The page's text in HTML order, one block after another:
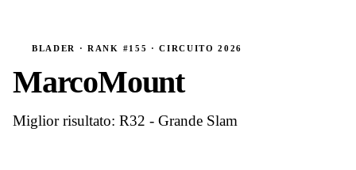
Regolamento
Affilia il club
BLADER · RANK #155 · CIRCUITO 2026
MarcoMount
Miglior risultato: R32 - Grande Slam